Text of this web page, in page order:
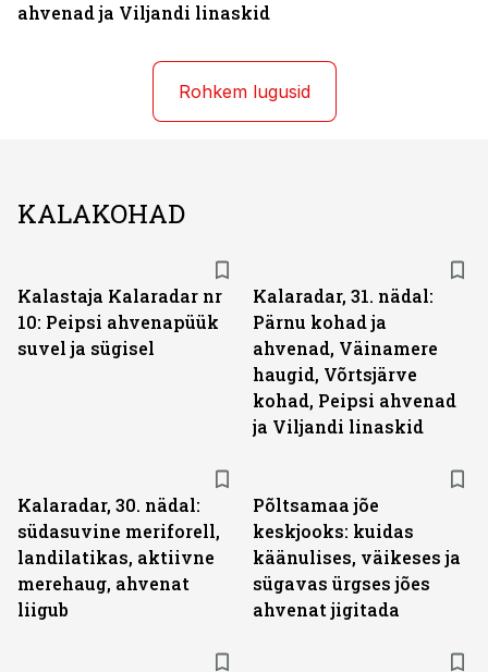
ahvenad ja Viljandi linaskid
Rohkem lugusid
KALAKOHAD
Kalastaja Kalaradar nr
10: Peipsi ahvenapüük
suvel ja sügisel
Kalaradar, 31. nädal:
Pärnu kohad ja
ahvenad, Väinamere
haugid, Võrtsjärve
kohad, Peipsi ahvenad
ja Viljandi linaskid
Kalaradar, 30. nädal:
südasuvine meriforell,
landilatikas, aktiivne
merehaug, ahvenat
liigub
Põltsamaa jõe
keskjooks: kuidas
käänulises, väikeses ja
sügavas ürgses jões
ahvenat jigitada